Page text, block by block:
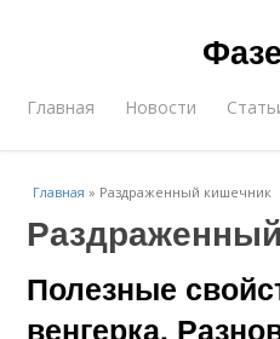
Главная Новости
Главная » Раздраженный кишечник
Полезные
венгерка.